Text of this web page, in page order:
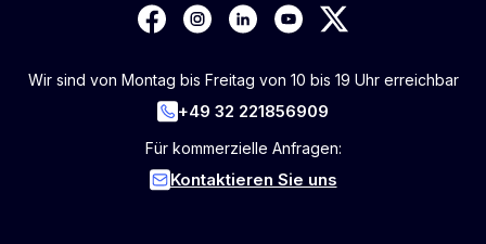
Wir sind von Montag bis Freitag von 10 bis 19 Uhr erreichbar
+49 32 221856909
Für kommerzielle Anfragen:
Kontaktieren Sie uns